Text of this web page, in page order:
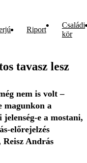
Riport
Családi
kör
tavasz lesz
nem is volt –
magunkon a
e a mostani,
előrejelzés
András